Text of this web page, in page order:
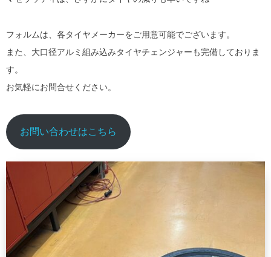
フォルムは、各タイヤメーカーをご用意可能でございます。
また、大口径アルミ組み込みタイヤチェンジャーも完備しておりま
す。
お気軽にお問合せください。
お問い合わせはこちら